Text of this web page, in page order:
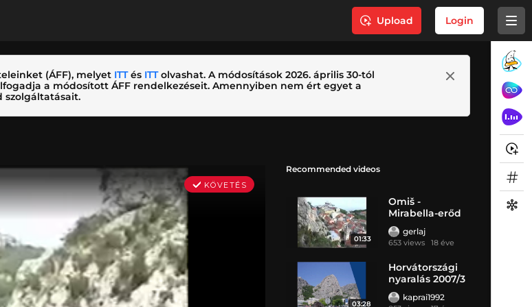
Upload Login
(ÁFF), melyet ITTés ITTolvashat. A módosítások 2026. április 30-tól
a módosított ÁFF rendelkezéseit. Amennyiben nem ért egyet a
szolgáltatásait.
Recommended videos
01:33
Omiš -
Mirabella-erőd
gerlaj
653 views 18 éve
03:28
Horvátországi
nyaralás 2007/3
kaprai1992